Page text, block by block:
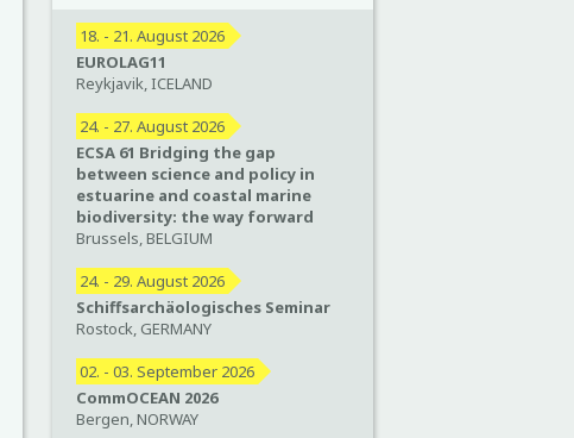
18. - 21. August 2026
EUROLAG11
Reykjavik, ICELAND
24. - 27. August 2026
ECSA 61 Bridging the gap
between science and policy in
estuarine and coastal marine
biodiversity: the way forward
Brussels, BELGIUM
24. - 29. August 2026
Schiffsarchäologisches Seminar
Rostock, GERMANY
02. - 03. September 2026
CommOCEAN 2026
Bergen, NORWAY